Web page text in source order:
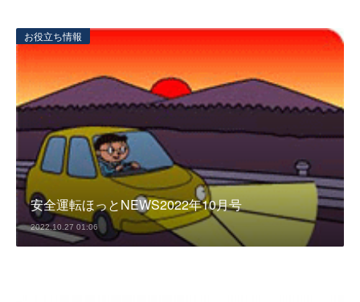
お役立ち情報
安全運転ほっとNEWS2022年10月号
2022.10.27 01:06